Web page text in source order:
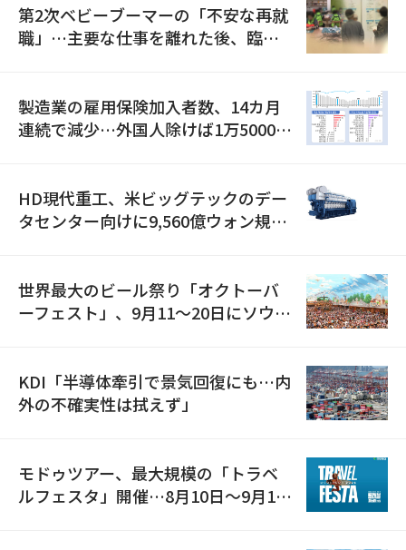
第2次ベビーブーマーの「不安な再就
職」…主要な仕事を離れた後、臨時
製造業の雇用保険加入者数、14カ月
連続で減少…外国人除けば1万5000人
HD現代重工、米ビッグテックのデー
タセンター向けに9,560億ウォン規模
世界最大のビール祭り「オクトーバ
ーフェスト」、9月11〜20日にソウル
KDI「半導体牽引で景気回復にも…内
外の不確実性は拭えず」
モドゥツアー、最大規模の「トラベ
ルフェスタ」開催…8月10日～9月11